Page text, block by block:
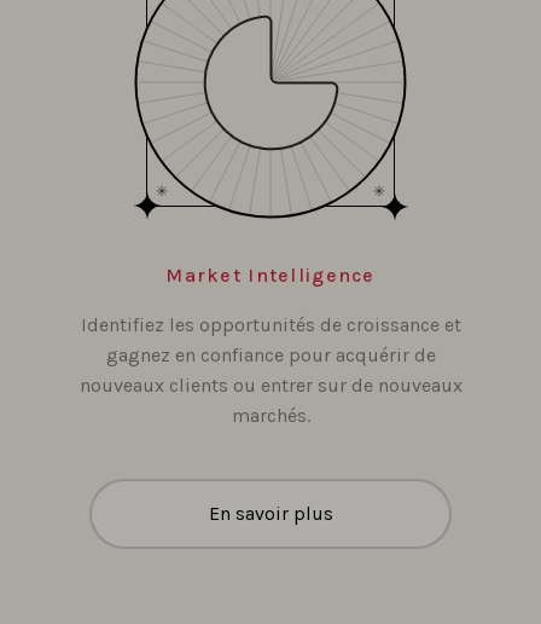
Market Intelligence
Identifiez les opportunités de croissance et
gagnez en confiance pour acquérir de
nouveaux clients ou entrer sur de nouveaux
marchés.
En savoir plus